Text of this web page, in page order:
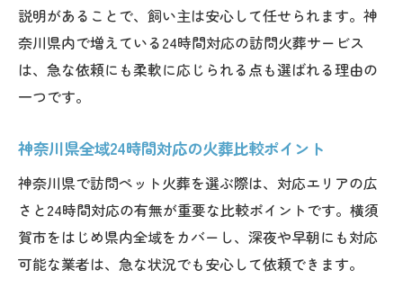
口コミからわかる訪問火葬の安心ポイント
心穏やかに見送りたい人の火葬比較ポイント
住み慣れた所で安心して見送る火葬のコツ
火葬サービス選びで注意したい落とし穴と
は
自宅で安らかに送るためのチェックリスト
説明があることで、飼い主は安心して任せられます。神
奈川県内で増えている24時間対応の訪問火葬サービス
は、急な依頼にも柔軟に応じられる点も選ばれる理由の
一つです。
神奈川県全域24時間対応の火葬比較ポイント
神奈川県で訪問ペット火葬を選ぶ際は、対応エリアの広
さと24時間対応の有無が重要な比較ポイントです。横須
賀市をはじめ県内全域をカバーし、深夜や早朝にも対応
可能な業者は、急な状況でも安心して依頼できます。